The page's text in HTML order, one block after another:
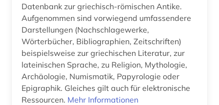
literatur (6)
literaturwissenschaft (1)
medizin (1)
mittelmeerraum (1)
moesia inferior (1)
Datenbank zur griechisch-römischen Antike.
Aufgenommen sind vorwiegend umfassendere
Darstellungen (Nachschlagewerke,
Wörterbücher, Bibliographien, Zeitschriften)
beispielsweise zur griechischen Literatur, zur
lateinischen Sprache, zu Religion, Mythologie,
Archäologie, Numismatik, Papyrologie oder
Epigraphik. Gleiches gilt auch für elektronische
Ressourcen. Mehr Informationen